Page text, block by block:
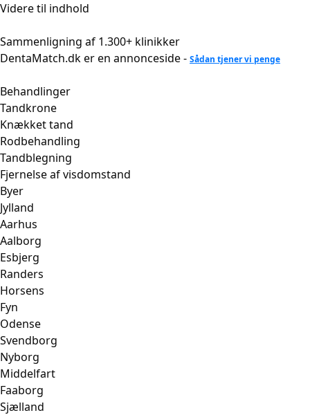
Videre til indhold
Sammenligning af 1.300+ klinikker
DentaMatch.dk er en annonceside - Sådan tjener vi penge
Behandlinger
Tandkrone
Knækket tand
Rodbehandling
Tandblegning
Fjernelse af visdomstand
Byer
Jylland
Aarhus
Aalborg
Esbjerg
Randers
Horsens
Fyn
Odense
Svendborg
Nyborg
Middelfart
Faaborg
Sjælland